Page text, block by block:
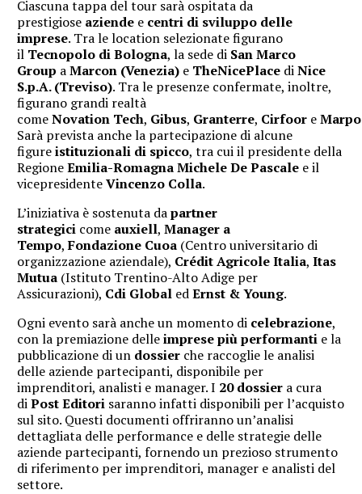
Ciascuna tappa del tour sarà ospitata da
prestigiose aziende e centri di sviluppo delle
imprese. Tra le location selezionate figurano
il Tecnopolo di Bologna, la sede di San Marco
Group aMarcon (Venezia) e TheNicePlace diNice
S.p.A. (Treviso). Tra le presenze confermate, inoltre,
figurano grandi realtà
comeNovation Tech, Gibus, Granterre, Cirfoor e
Sarà prevista anche la partecipazione di alcune
figureistituzionali di spicco, tra cui il presidente della
RegioneEmilia-RomagnaMichele De Pascale e il
vicepresidenteVincenzo Colla.
L’iniziativa è sostenuta dapartner
strategici come auxiell,Manager a
Tempo,Fondazione Cuoa (Centro universitario di
organizzazione aziendale), Crédit Agricole Italia,Itas
Mutua (Istituto Trentino-Alto Adige per
Assicurazioni), Cdi Global edErnst & Young.
Ogni evento sarà anche un momento di celebrazione,
con la premiazione delleimprese più performanti e la
pubblicazione di un dossier che raccoglie le analisi
delle aziende partecipanti, disponibile per
imprenditori, analisti e manager. I 20 dossier a cura
diPost Editori saranno infatti disponibili per l’acquisto
sul sito. Questi documenti offriranno un’analisi
dettagliata delle performance e delle strategie delle
aziende partecipanti, fornendo un prezioso strumento
di riferimento per imprenditori, manager e analisti del
settore.